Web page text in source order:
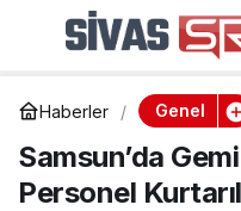
Haberler Genel
Samsun’da
Personel
Samsun’da Gemi